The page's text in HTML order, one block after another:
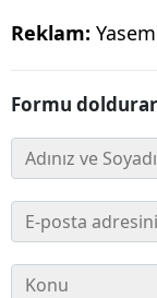
Reklam:
Formu